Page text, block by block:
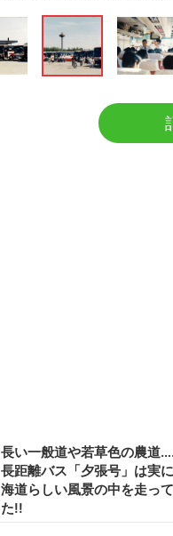
長い一般道や若草色の農道
長距離バス「夕張号」は実
海道らしい風景の中を走っ
た!!